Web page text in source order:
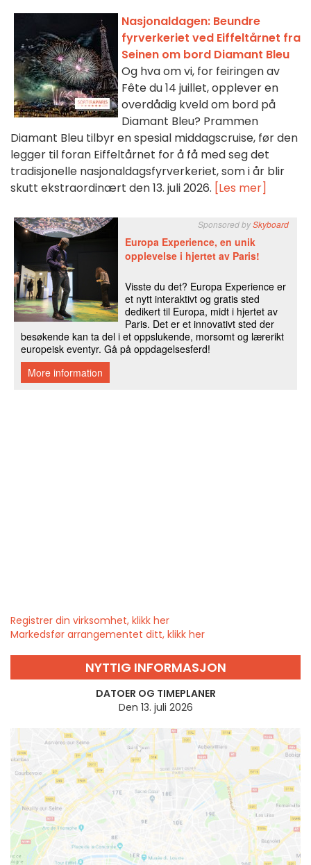
Nasjonaldagen: Beundre
fyrverkeriet ved Eiffeltårnet fra
Seinen om bord Diamant Bleu
Og hva om vi, for feiringen av
Fête du 14 juillet, opplever en
overdådig kveld om bord på
Diamant Bleu? Prammen
Diamant Bleu tilbyr en spesial middagscruise, før den
legger til foran Eiffeltårnet for å få med seg det
tradisjonelle nasjonaldagsfyrverkeriet, som i år blir
skutt ekstraordinært den 13. juli 2026. [Les mer]
Registrer din virksomhet, klikk her
Markedsfør arrangementet ditt, klikk her
NYTTIG INFORMASJON
DATOER OG TIMEPLANER
Den 13. juli 2026